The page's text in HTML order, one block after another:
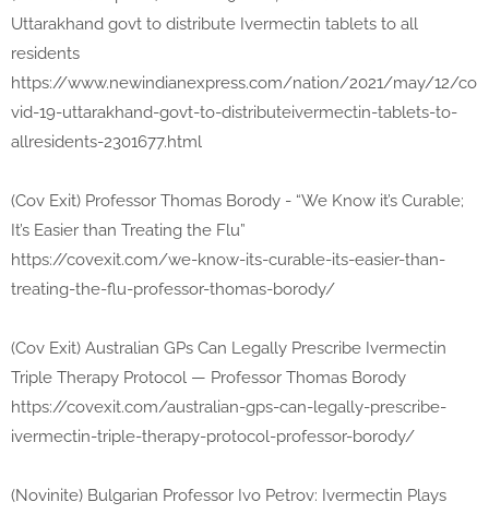
Uttarakhand govt to distribute Ivermectin tablets to all
residents
https://www.newindianexpress.com/nation/2021/may/12/co
vid-19-uttarakhand-govt-to-distributeivermectin-tablets-to-
allresidents-2301677.html
(Cov Exit) Professor Thomas Borody - “We Know it’s Curable;
It’s Easier than Treating the Flu”
https://covexit.com/we-know-its-curable-its-easier-than-
treating-the-flu-professor-thomas-borody/
(Cov Exit) Australian GPs Can Legally Prescribe Ivermectin
Triple Therapy Protocol — Professor Thomas Borody
https://covexit.com/australian-gps-can-legally-prescribe-
ivermectin-triple-therapy-protocol-professor-borody/
(Novinite) Bulgarian Professor Ivo Petrov: Ivermectin Plays